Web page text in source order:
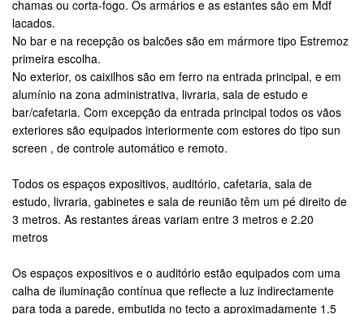
chamas ou corta-fogo. Os armários e as estantes são em Mdf
lacados.
No bar e na recepção os balcões são em mármore tipo Estremoz
primeira escolha.
No exterior, os caixilhos são em ferro na entrada principal, e em
alumínio na zona administrativa, livraria, sala de estudo e
bar/cafetaria. Com excepção da entrada principal todos os vãos
exteriores são equipados interiormente com estores do tipo sun
screen , de controle automático e remoto.
Todos os espaços expositivos, auditório, cafetaria, sala de
estudo, livraria, gabinetes e sala de reunião têm um pé direito de
3 metros. As restantes áreas variam entre 3 metros e 2.20
metros
Os espaços expositivos e o auditório estão equipados com uma
calha de iluminação contínua que reflecte a luz indirectamente
para toda a parede, embutida no tecto a aproximadamente 1.5